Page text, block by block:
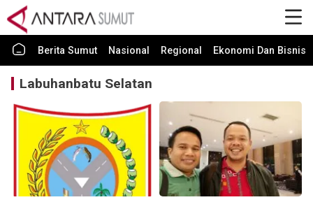
Berita Sumut Nasional Regional Ekonomi Dan Bisnis
Labuhanbatu Selatan